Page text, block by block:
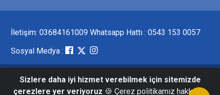
İletişim: 03684161009 Whatsapp Hattı : 0543 153 0057
Sosyal Medya :
Merkez Mahallesi Cumhuriyet Caddesi
Sizlere daha iyi hizmet verebilmek için sitemizde
çerezlere yer veriyoruz 🍪 Çerez politikamız hakkında